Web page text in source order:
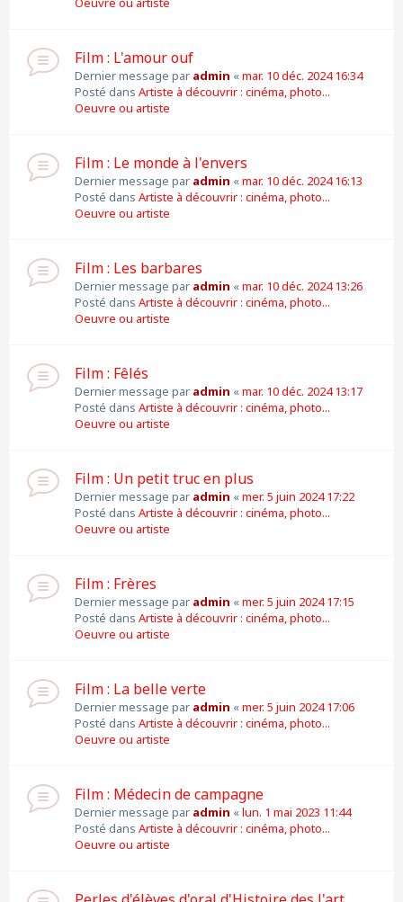
Film : L'amour ouf
Dernier message par admin «mar. 10 déc. 2024 16:34
Posté dans Artiste à découvrir : cinéma, photo...
Oeuvre ou artiste
Film : Le monde à l'envers
Dernier message par admin «mar. 10 déc. 2024 16:13
Posté dans Artiste à découvrir : cinéma, photo...
Oeuvre ou artiste
Film : Les barbares
Dernier message par admin «mar. 10 déc. 2024 13:26
Posté dans Artiste à découvrir : cinéma, photo...
Oeuvre ou artiste
Film : Fêlés
Dernier message par admin «mar. 10 déc. 2024 13:17
Posté dans Artiste à découvrir : cinéma, photo...
Oeuvre ou artiste
Film : Un petit truc en plus
Dernier message par admin «mer. 5 juin 2024 17:22
Posté dans Artiste à découvrir : cinéma, photo...
Oeuvre ou artiste
Film : Frères
Dernier message par admin «mer. 5 juin 2024 17:15
Posté dans Artiste à découvrir : cinéma, photo...
Oeuvre ou artiste
Film : La belle verte
Dernier message par admin «mer. 5 juin 2024 17:06
Posté dans Artiste à découvrir : cinéma, photo...
Oeuvre ou artiste
Film : Médecin de campagne
Dernier message par admin «lun. 1 mai 2023 11:44
Posté dans Artiste à découvrir : cinéma, photo...
Oeuvre ou artiste